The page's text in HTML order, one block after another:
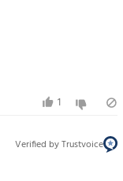
1
Verified by Trustvoice